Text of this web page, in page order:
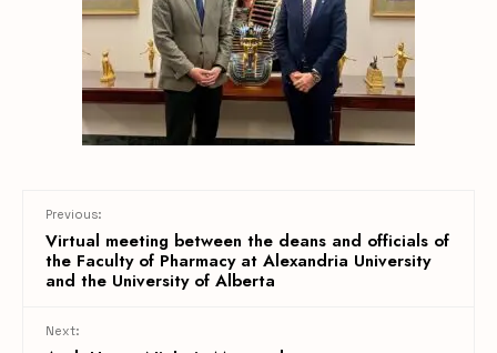
Previous:
Virtual meeting between the deans and officials of
the Faculty of Pharmacy at Alexandria University
and the University of Alberta
Next: